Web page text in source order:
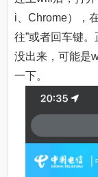
i、Chrome），
往”或者回车键
没出来，可能是
一下。